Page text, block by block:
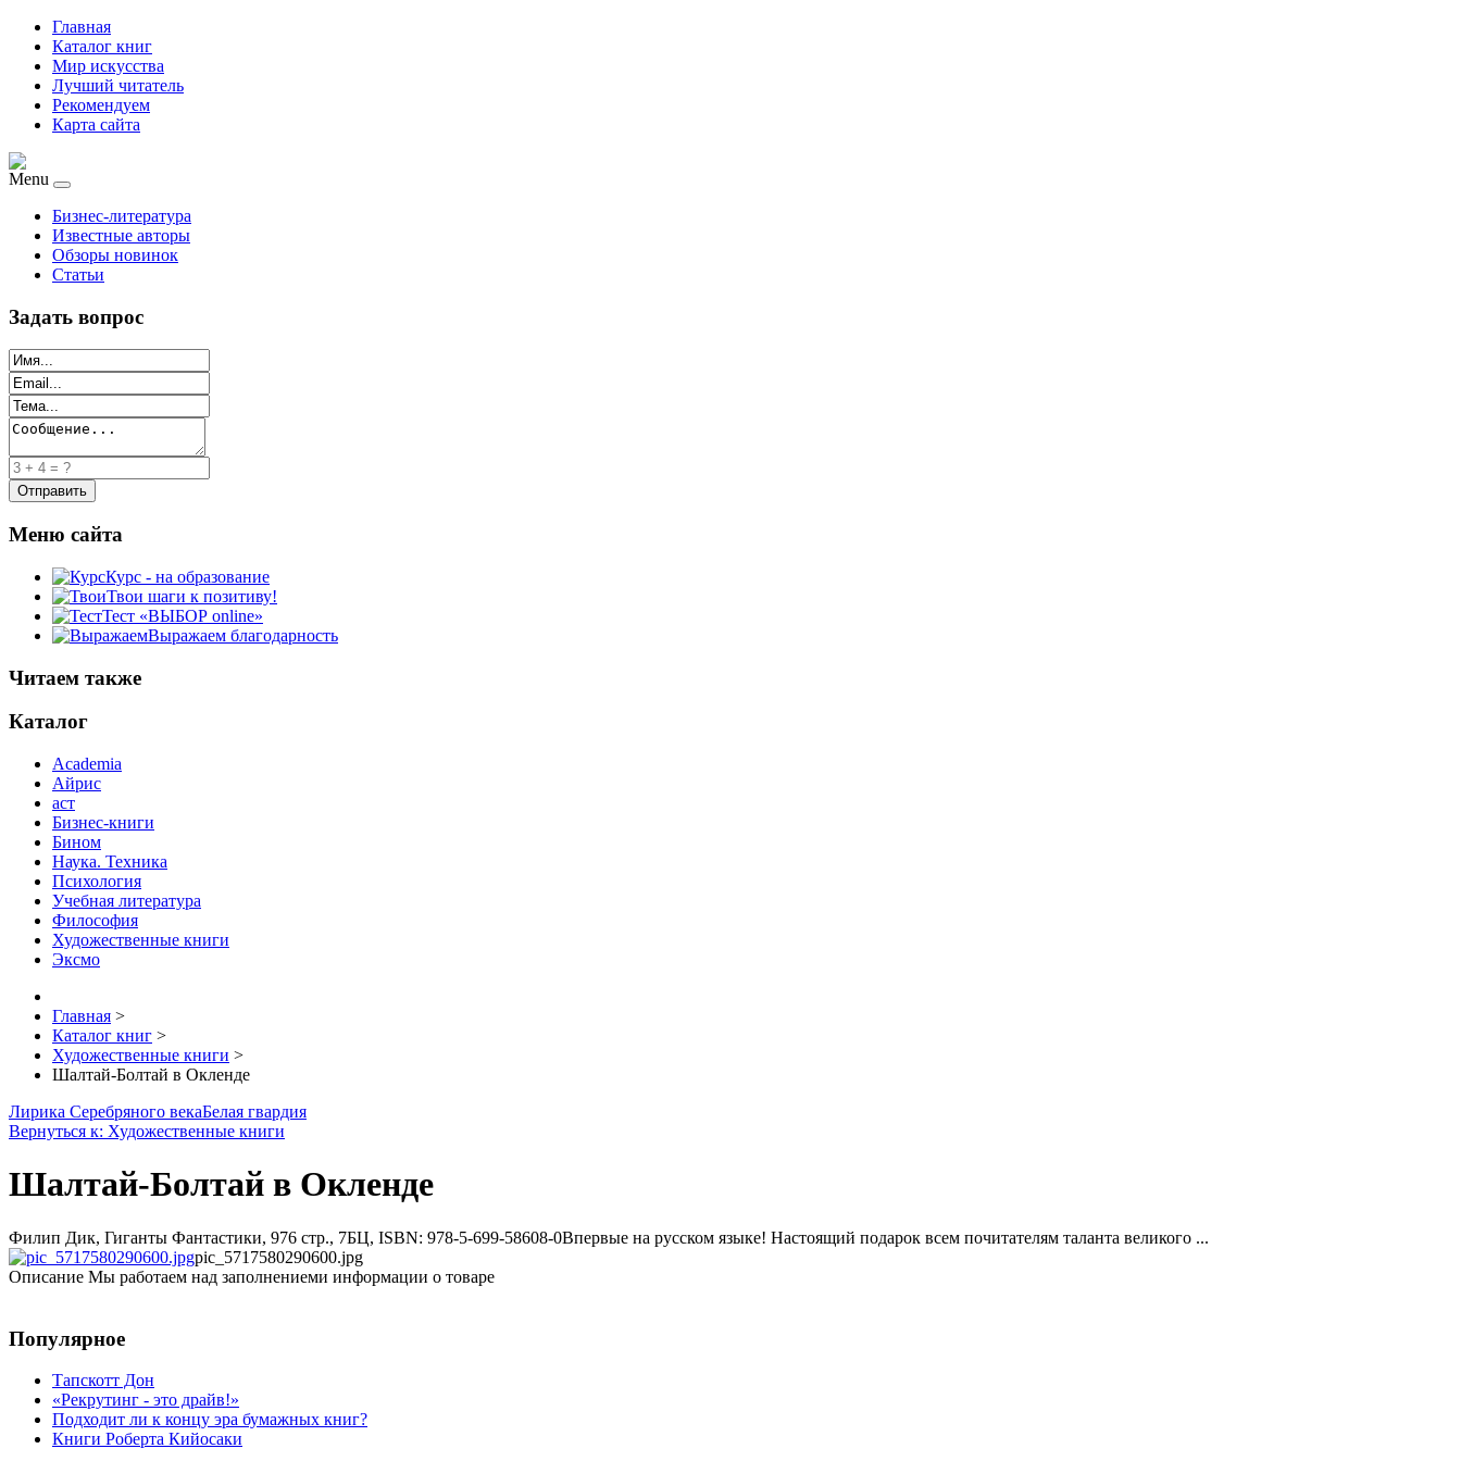
Главная
Каталог книг
Мир искусства
Лучший читатель
Рекомендуем
Карта сайта
Menu
Бизнес-литература
Известные авторы
Обзоры новинок
Статьи
Задать вопрос
Меню сайта
Курс - на образование
Твои шаги к позитиву!
Тест «ВЫБОР online»
Выражаем благодарность
Читаем также
Каталог
Academia
Айрис
аст
Бизнес-книги
Бином
Наука. Техника
Психология
Учебная литература
Философия
Художественные книги
Эксмо
Главная >
Каталог книг >
Художественные книги >
Шалтай-Болтай в Окленде
Лирика Серебряного векаБелая гвардия
Вернуться к: Художественные книги
Шалтай-Болтай в Окленде
Филип Дик, Гиганты Фантастики, 976 стр., 7БЦ, ISBN: 978-5-699-58608-0Впервые на русском языке! Настоящий подарок всем почитателям таланта великого ...
pic_5717580290600.jpg
Описание Мы работаем над заполнениеми информации о товаре
Популярное
Тапскотт Дон
«Рекрутинг - это драйв!»
Подходит ли к концу эра бумажных книг?
Книги Роберта Кийосаки